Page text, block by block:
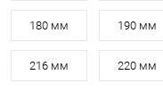
180 мм 190 мм
216 мм 220 мм